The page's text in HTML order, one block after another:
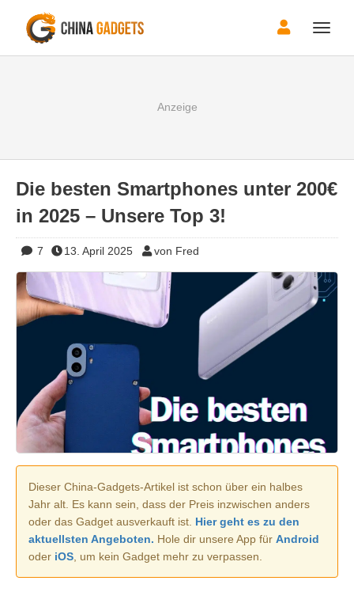
Toggle
Die besten Smartphones unter 200€
in 2025 – Unsere Top 3!
7 13. April 2025 von Fred
Dieser China-Gadgets-Artikel ist schon über ein halbes
Jahr alt. Es kann sein, dass der Preis inzwischen anders
oder das Gadget ausverkauft ist. Hier geht es zu den
aktuellsten Angeboten. Hole dir unsere App für Android
oder iOS, um kein Gadget mehr zu verpassen.